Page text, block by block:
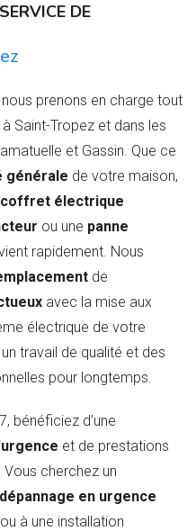
DE
prenons en charge tout
à Saint-Tropez et dans les
et Gassin. Que ce
générale de votre maison,
électrique
ou une panne
rapidement. Nous
de
avec la mise aux
électrique de votre
travail de qualité et des
pour longtemps.
bénéficiez d’une
et de prestations
cherchez un
dépannage en urgence
ou à une installation